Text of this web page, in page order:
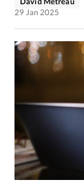
29 Jan 2025